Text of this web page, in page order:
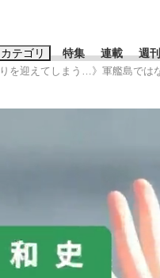
カテゴリ 特集 連載 週
#高市早苗 #後
を迎えてしまう…》軍艦島では